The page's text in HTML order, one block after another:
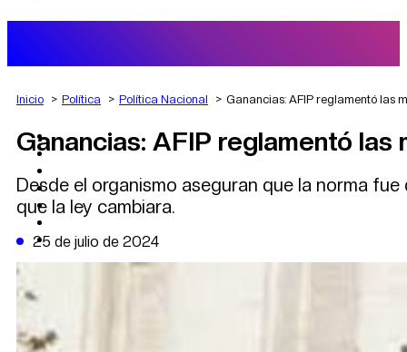
AGRO
DEPORTES
POLÍTICA
CAMBIO CLIMÁTICO
DATA FIRME
DE LA TRIBUNA TV
Inicio Política Política Nacional Ganancias: AFIP reglamentó las
Ganancias: AFIP reglamentó
Desde el organismo aseguran que la norma
que la ley cambiara.
25 de julio de 2024